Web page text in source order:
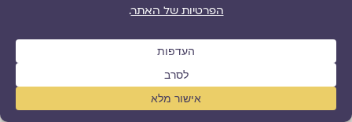
מותר לה להתכופף
ולהניקו, לא משום הסכנה